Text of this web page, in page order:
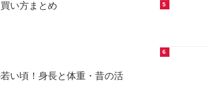
い方まとめ
い頃！身長と体重・昔の活
5
6